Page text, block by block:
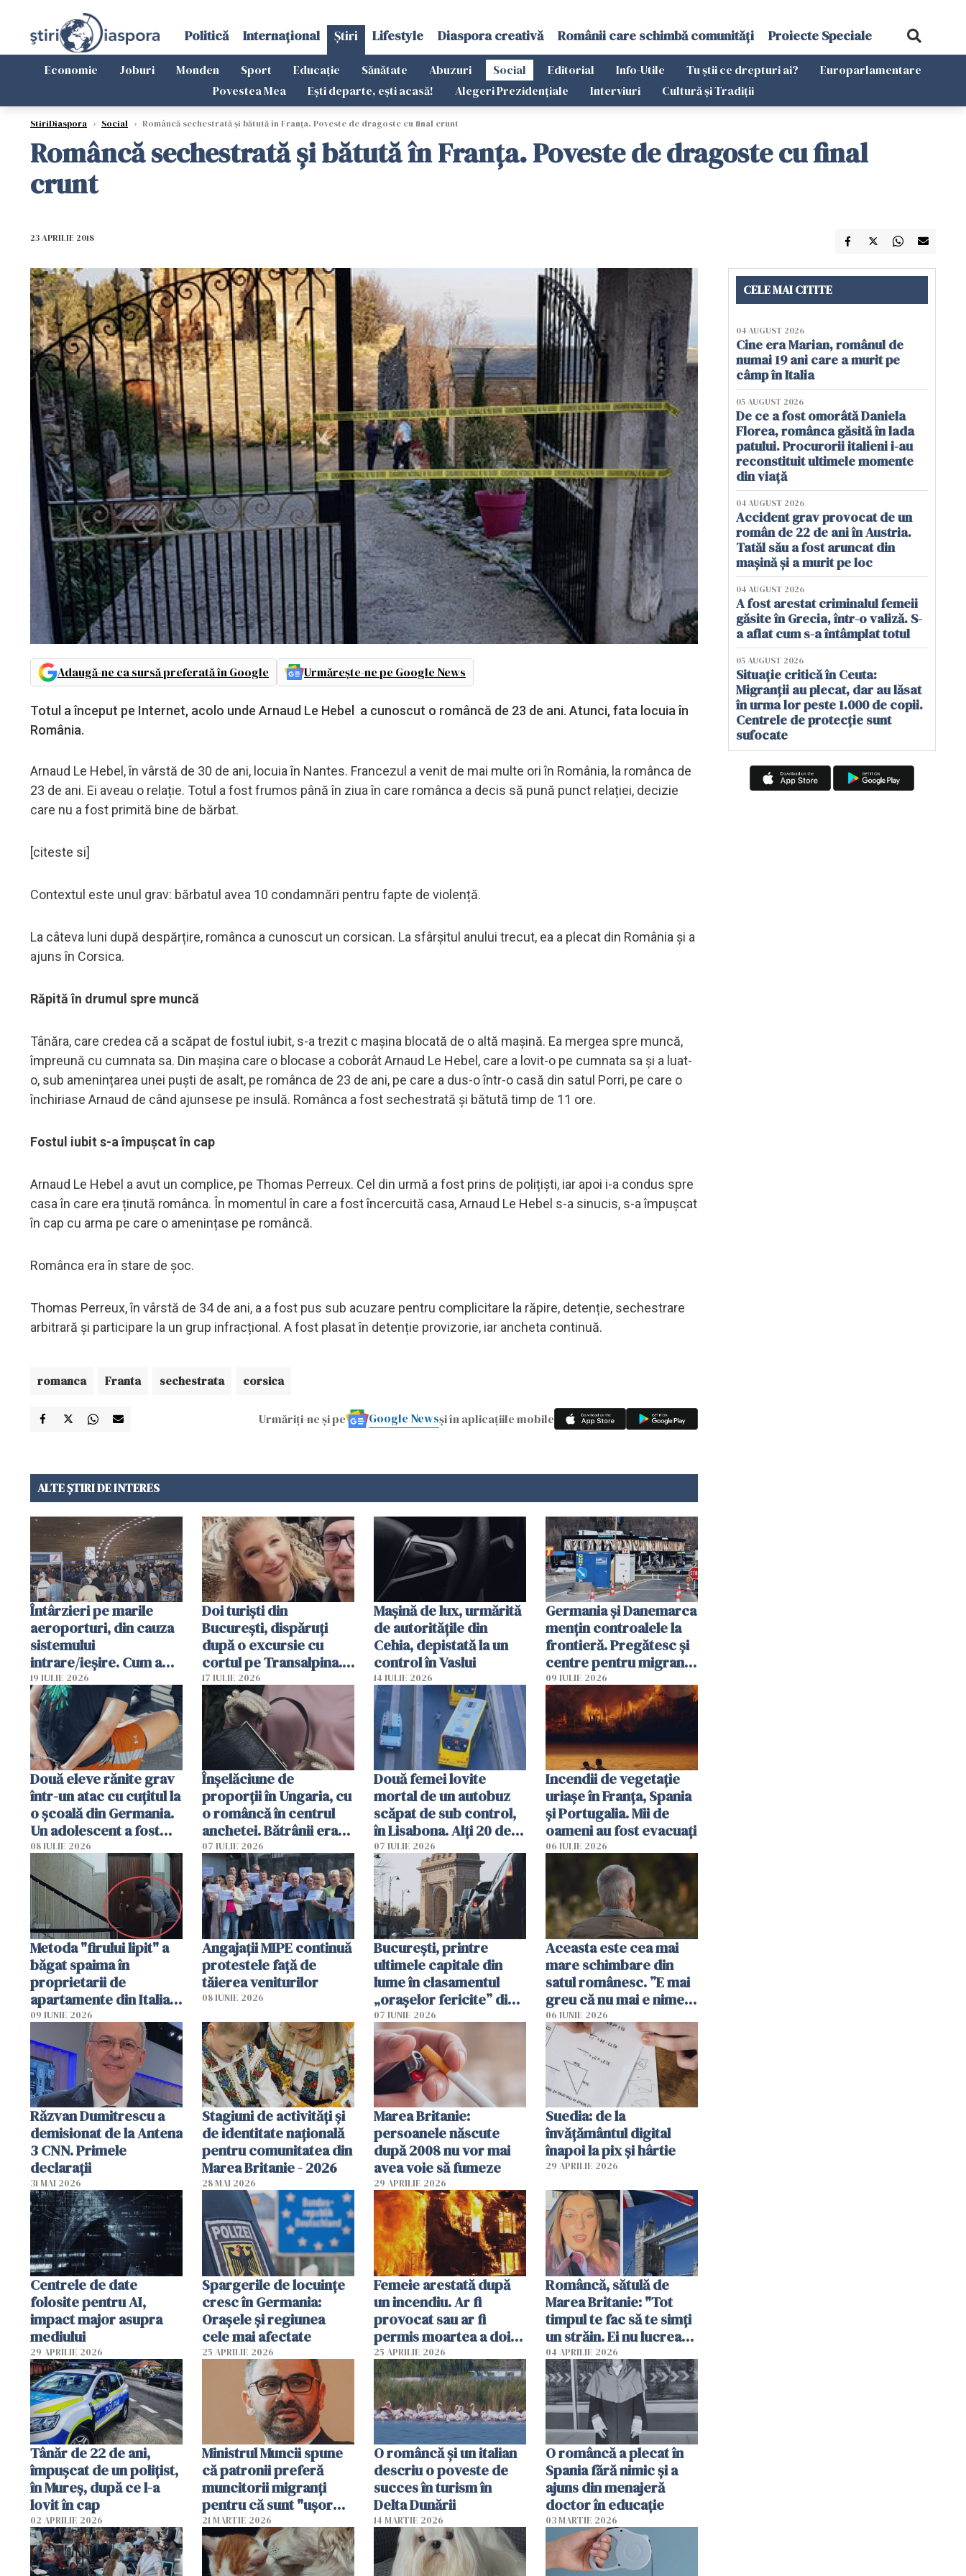
Politică Internațional Știri Lifestyle Diaspora creativă Românii care schimbă comunități Proiecte Speciale
Economie Joburi Monden Sport Educație Sănătate Abuzuri Social Editorial Info-Utile Tu știi ce drepturi ai?
Europarlamentare
Povestea Mea
Ești departe, ești acasă! Alegeri Prezidențiale Interviuri Cultură și Tradiții
StiriDiaspora › Social › Româncă sechestrată și bătută în Franța. Poveste de dragoste cu final crunt
Româncă sechestrată și bătută în Franța. Poveste de dragoste cu final
crunt
23 APRILIE 2018
Adaugă-ne ca sursă preferată în Google Urmărește-ne pe Google News
Totul a început pe Internet, acolo unde Arnaud Le Hebel a cunoscut o româncă de 23 de ani. Atunci, fata locuia în
România.
Arnaud Le Hebel, în vârstă de 30 de ani, locuia în Nantes. Francezul a venit de mai multe ori în România, la românca de
23 de ani. Ei aveau o relație. Totul a fost frumos până în ziua în care românca a decis să pună punct relației, decizie
care nu a fost primită bine de bărbat.
[citeste si]
Contextul este unul grav: bărbatul avea 10 condamnări pentru fapte de violență.
La câteva luni după despărțire, românca a cunoscut un corsican. La sfârșitul anului trecut, ea a plecat din România și a
ajuns în Corsica.
Răpită în drumul spre muncă
Tânăra, care credea că a scăpat de fostul iubit, s-a trezit c mașina blocată de o altă mașină. Ea mergea spre muncă,
împreună cu cumnata sa. Din mașina care o blocase a coborât Arnaud Le Hebel, care a lovit-o pe cumnata sa și a luat-
o, sub amenințarea unei puști de asalt, pe românca de 23 de ani, pe care a dus-o într-o casă din satul Porri, pe care o
închiriase Arnaud de când ajunsese pe insulă. Românca a fost sechestrată și bătută timp de 11 ore.
Fostul iubit s-a împușcat în cap
Arnaud Le Hebel a avut un complice, pe Thomas Perreux. Cel din urmă a fost prins de polițiști, iar apoi i-a condus spre
casa în care era ținută românca. În momentul în care a fost încercuită casa, Arnaud Le Hebel s-a sinucis, s-a împușcat
în cap cu arma pe care o amenințase pe româncă.
Românca era în stare de șoc.
Thomas Perreux, în vârstă de 34 de ani, a a fost pus sub acuzare pentru complicitare la răpire, detenție, sechestrare
arbitrară și participare la un grup infracțional. A fost plasat în detenție provizorie, iar ancheta continuă.
romanca Franta sechestrata corsica
Urmăriți-ne și pe Google Newsși în aplicațiile mobile
ALTE ȘTIRI DE INTERES
Întârzieri pe marile
aeroporturi, din cauza
sistemului
intrare/ieșire. Cum a
ajuns o femeie să fie
arestată în Cluj-Napoca
19 IULIE 2026
Doi turiști din
București, dispăruți
după o excursie cu
cortul pe Transalpina.
Poliția și familia îi caută
17 IULIE 2026
Mașină de lux, urmărită
de autoritățile din
Cehia, depistată la un
control în Vaslui
14 IULIE 2026
Germania și Danemarca
mențin controalele la
frontieră. Pregătesc și
centre pentru migranții
respinși din UE
09 IULIE 2026
Două eleve rănite grav
într-un atac cu cuțitul la
o școală din Germania.
Un adolescent a fost
arestat
08 IULIE 2026
Înșelăciune de
proporții în Ungaria, cu
o româncă în centrul
anchetei. Bătrânii erau
puși să lase la poartă
genți cu aur și bani
07 IULIE 2026
Două femei lovite
mortal de un autobuz
scăpat de sub control,
în Lisabona. Alți 20 de
oameni sunt răniți
07 IULIE 2026
Incendii de vegetație
uriașe în Franța, Spania
și Portugalia. Mii de
oameni au fost evacuați
06 IULIE 2026
Metoda "firului lipit" a
băgat spaima în
proprietarii de
apartamente din Italia.
Poliția, sesizată
09 IUNIE 2026
Angajaţii MIPE continuă
protestele faţă de
tăierea veniturilor
08 IUNIE 2026
București, printre
ultimele capitale din
lume în clasamentul
„orașelor fericite” din
2026
07 IUNIE 2026
Aceasta este cea mai
mare schimbare din
satul românesc. ”E mai
greu că nu mai e nimeni
pe-aici, prin jur”
06 IUNIE 2026
Răzvan Dumitrescu a
demisionat de la Antena
3 CNN. Primele
declarații
31 MAI 2026
Stagiuni de activități și
de identitate națională
pentru comunitatea din
Marea Britanie - 2026
28 MAI 2026
Marea Britanie:
persoanele născute
după 2008 nu vor mai
avea voie să fumeze
29 APRILIE 2026
Suedia: de la
învățământul digital
înapoi la pix și hârtie
29 APRILIE 2026
Centrele de date
folosite pentru AI,
impact major asupra
mediului
29 APRILIE 2026
Spargerile de locuințe
cresc în Germania:
Orașele și regiunea
cele mai afectate
25 APRILIE 2026
Femeie arestată după
un incendiu. Ar fi
provocat sau ar fi
permis moartea a doi
copii de 1 an și 3 ani
25 APRILIE 2026
Româncă, sătulă de
Marea Britanie: "Tot
timpul te fac să te simți
un străin. Ei nu lucrează
ca noi. În România,
oamenii sunt altfel"
04 APRILIE 2026
Tânăr de 22 de ani,
împușcat de un polițist,
în Mureș, după ce l-a
lovit în cap
02 APRILIE 2026
Ministrul Muncii spune
că patronii preferă
muncitorii migranți
pentru că sunt "uşor
dispensabili"
21 MARTIE 2026
O româncă și un italian
descriu o poveste de
succes în turism în
Delta Dunării
14 MARTIE 2026
O româncă a plecat în
Spania fără nimic și a
ajuns din menajeră
doctor în educație
03 MARTIE 2026
CELE MAI CITITE
04 AUGUST 2026
Cine era Marian, românul de
numai 19 ani care a murit pe
câmp în Italia
05 AUGUST 2026
De ce a fost omorâtă Daniela
Florea, românca găsită în lada
patului. Procurorii italieni i-au
reconstituit ultimele momente
din viață
04 AUGUST 2026
Accident grav provocat de un
român de 22 de ani în Austria.
Tatăl său a fost aruncat din
mașină și a murit pe loc
04 AUGUST 2026
A fost arestat criminalul femeii
găsite în Grecia, într-o valiză. S-
a aflat cum s-a întâmplat totul
05 AUGUST 2026
Situație critică în Ceuta:
Migranții au plecat, dar au lăsat
în urma lor peste 1.000 de copii.
Centrele de protecție sunt
sufocate